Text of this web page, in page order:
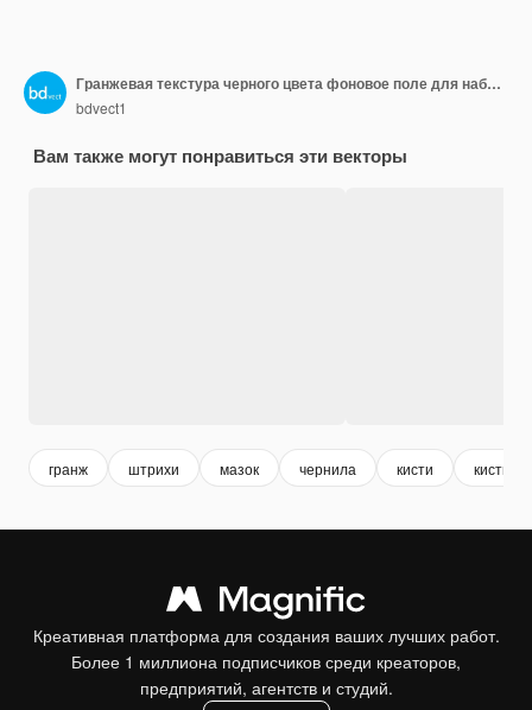
Гранжевая текстура черного цвета фоновое поле для набора текста
bdvect1
Вам также могут понравиться эти векторы
гранж штрихи мазок чернила кисти кисть
Креативная платформа для создания ваших лучших работ.
Более 1 миллиона подписчиков среди креаторов,
предприятий, агентств и студий.